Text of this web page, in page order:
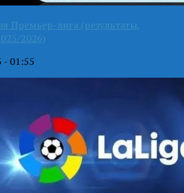
Премьер-лига (результаты,
2026)
- 01:55